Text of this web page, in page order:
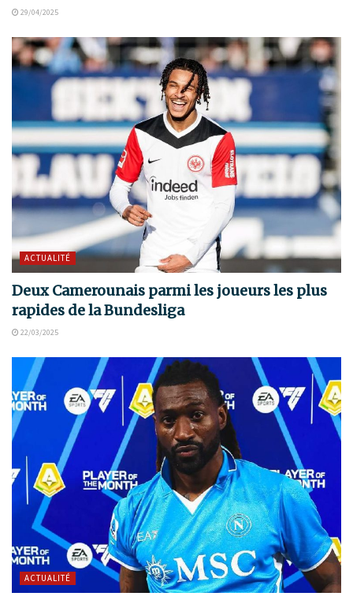
29/04/2025
ACTUALITÉ
Deux Camerounais parmi les joueurs les plus
rapides de la Bundesliga
22/03/2025
ACTUALITÉ